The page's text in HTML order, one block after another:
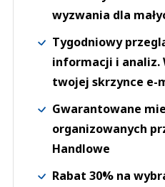
wyzwania dla
Tygodniowy
informacji i analiz.
twojej skrzynce e-
Gwarantowane
organizowanych
Handlowe
Rabat 30% na